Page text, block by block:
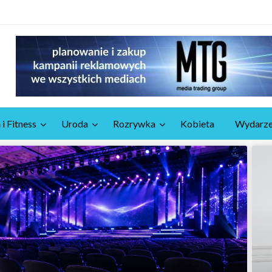
Fitness Uroda Rozrywka Kobieta